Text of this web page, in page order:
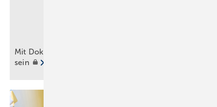
Mit Dokumentations-Apps auf der sicheren Seite
sein